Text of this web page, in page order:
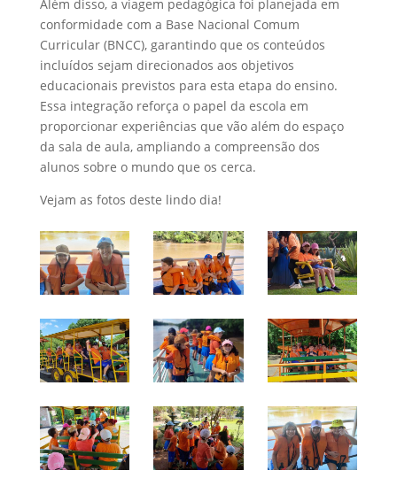
Além disso, a viagem pedagógica foi planejada em
conformidade com a Base Nacional Comum
Curricular (BNCC), garantindo que os conteúdos
incluídos sejam direcionados aos objetivos
educacionais previstos para esta etapa do ensino.
Essa integração reforça o papel da escola em
proporcionar experiências que vão além do espaço
da sala de aula, ampliando a compreensão dos
alunos sobre o mundo que os cerca.
Vejam as fotos deste lindo dia!